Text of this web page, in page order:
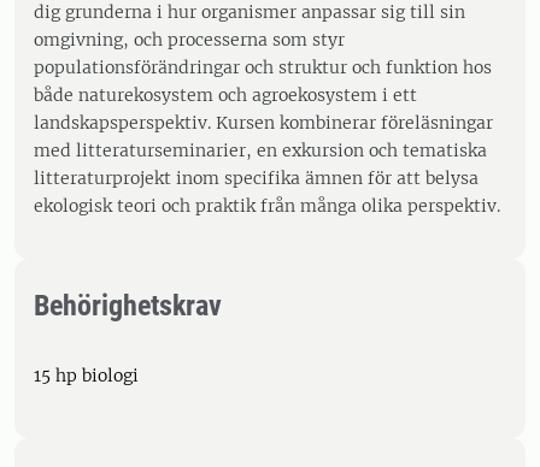
dig grunderna i hur organismer anpassar sig till sin
omgivning, och processerna som styr
populationsförändringar och struktur och funktion hos
både naturekosystem och agroekosystem i ett
landskapsperspektiv. Kursen kombinerar föreläsningar
med litteraturseminarier, en exkursion och tematiska
litteraturprojekt inom specifika ämnen för att belysa
ekologisk teori och praktik från många olika perspektiv.
Behörighetskrav
15 hp biologi